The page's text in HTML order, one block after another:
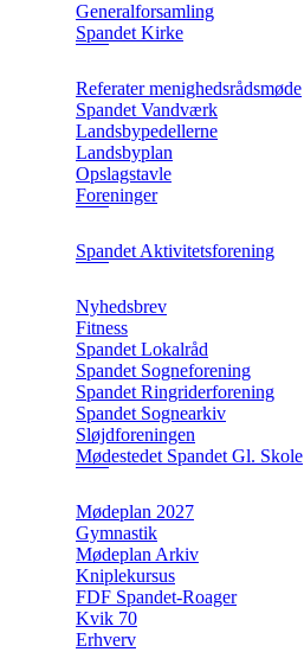
Generalforsamling
Spandet Kirke
Referater menighedsrådsmøde
Spandet Vandværk
Landsbypedellerne
Landsbyplan
Opslagstavle
Foreninger
Spandet Aktivitetsforening
Nyhedsbrev
Fitness
Spandet Lokalråd
Spandet Sogneforening
Spandet Ringriderforening
Spandet Sognearkiv
Sløjdforeningen
Mødestedet Spandet Gl. Skole
Mødeplan 2027
Gymnastik
Mødeplan Arkiv
Kniplekursus
FDF Spandet-Roager
Kvik 70
Erhverv